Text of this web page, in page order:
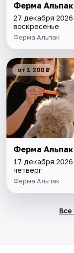
Ферма Альпак
27 декабря 2026
воскресенье
Ферма Альпак
от 1 200 ₽
Ферма Альпак
17 декабря 2026
четверг
Ферма Альпак